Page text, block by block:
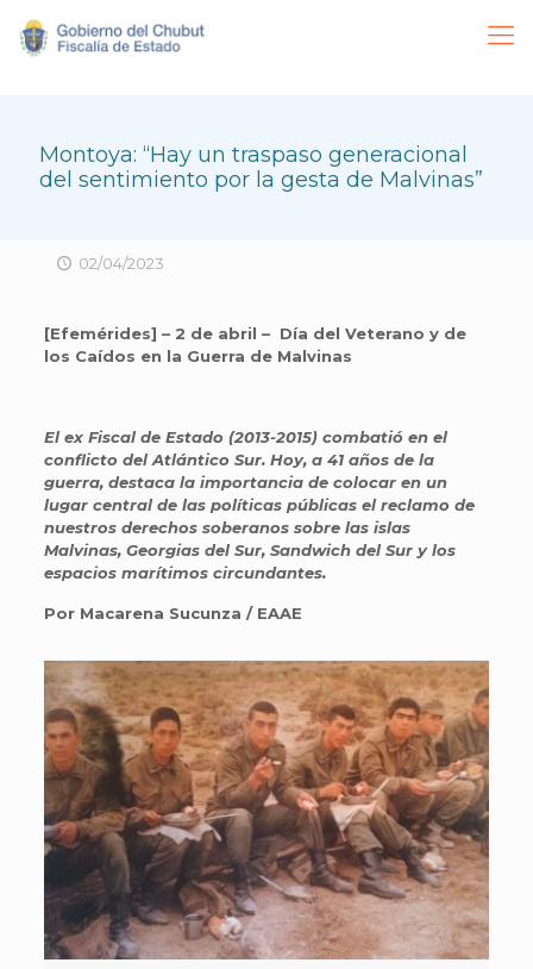
Montoya: “Hay un traspaso generacional
del sentimiento por la gesta de Malvinas”
02/04/2023
[Efemérides] – 2 de abril – Día del Veterano y de
los Caídos en la Guerra de Malvinas
El ex Fiscal de Estado (2013-2015) combatió en el
conflicto del Atlántico Sur. Hoy, a 41 años de la
guerra, destaca la importancia de colocar en un
lugar central de las políticas públicas el reclamo de
nuestros derechos soberanos sobre las islas
Malvinas, Georgias del Sur, Sandwich del Sur y los
espacios marítimos circundantes.
Por Macarena Sucunza / EAAE